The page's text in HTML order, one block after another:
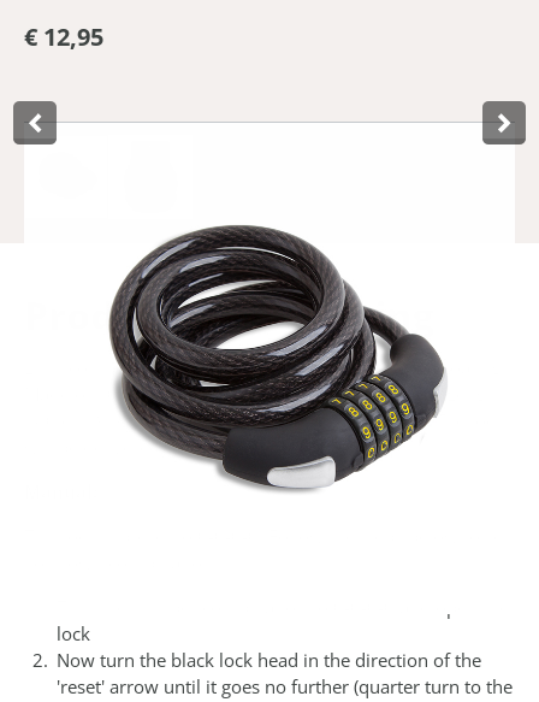
€ 12,95
Product­omschrijving
Lynx combination coil cable lock with a protective coating.
Made of 10 mm hardened steel, weather resistant. Length
180 cm. With 4-fold free adjustable combination. The lock
will be delivered on a hanging card.
lock
Now turn the black lock head in the direction of the
'reset' arrow until it goes no further (quarter turn to the